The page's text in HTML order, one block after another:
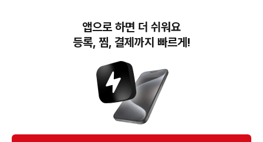
션 티맥스c650s포르자
xmax xadv 존테스 어드
방
번개장터(주) 사업자정보, 이용약관 및 기타 법적고지
번개장터㈜는 통신판매중개자이며, 통신판매의 당사자가 아닙니다. 전자상거래 등에서의
소비자보호에 관한 법률 등 관련 법령 및 번개장터㈜의 약관에 따라 상품, 상품정보, 거래에 관한 책임은
개별 판매자에게 귀속하고, 번개장터㈜는 원칙적으로 회원간 거래에 대하여 책임을 지지 않습니다.
다만, 번개장터㈜가 직접 판매하는 상품에 대한 책임은 번개장터㈜에게 귀속합니다.
앱으로 하면 더 쉬워요
등록, 찜, 결제까지 빠르게!